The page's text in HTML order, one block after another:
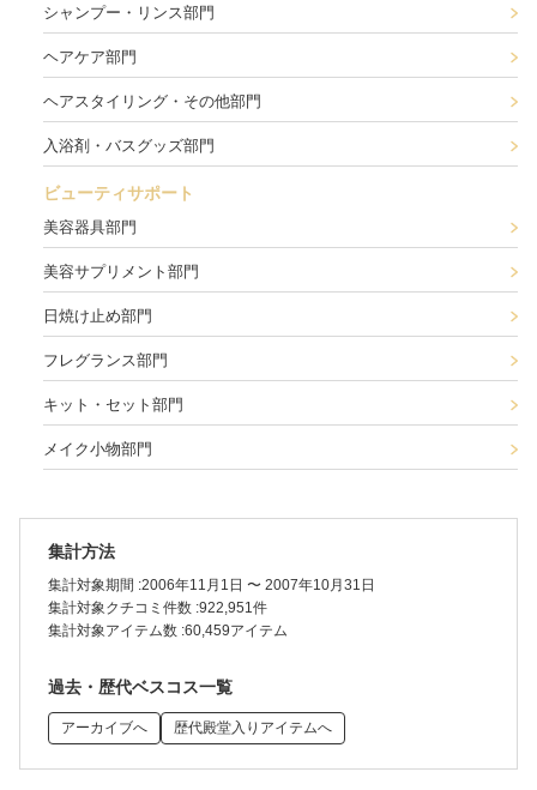
シャンプー・リンス部門
ヘアケア部門
ヘアスタイリング・その他部門
入浴剤・バスグッズ部門
ビューティサポート
美容器具部門
美容サプリメント部門
日焼け止め部門
フレグランス部門
キット・セット部門
メイク小物部門
集計方法
集計対象期間 :2006年11月1日 〜 2007年10月31日
集計対象クチコミ件数 :922,951件
集計対象アイテム数 :60,459アイテム
過去・歴代ベスコス一覧
アーカイブへ 歴代殿堂入りアイテムへ